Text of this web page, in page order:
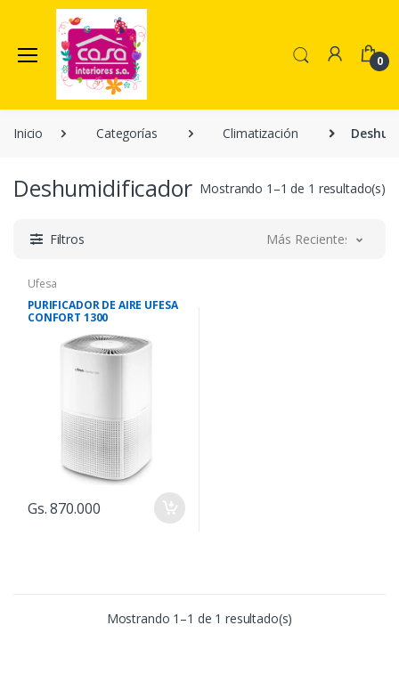
0
Inicio Categorías Climatización
Deshumidificador Mostrando 1–1 de 1 resultado(s)
Filtros Más Recientes
Ufesa
PURIFICADOR DE AIRE UFESA
CONFORT 1300
Gs. 870.000
Mostrando 1–1 de 1 resultado(s)